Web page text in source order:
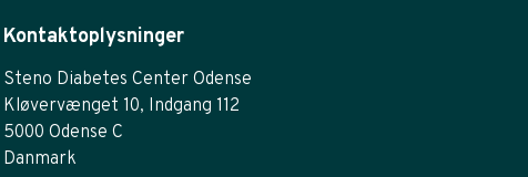
Kontaktoplysninger
Steno Diabetes Center Odense
Kløvervænget 10, Indgang 112
5000 Odense C
Danmark